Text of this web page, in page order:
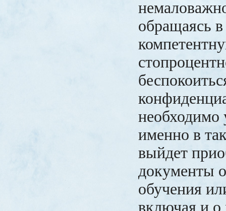
обращаясь
необходимо
именно в
выйдет
документы
обучения
включая и о